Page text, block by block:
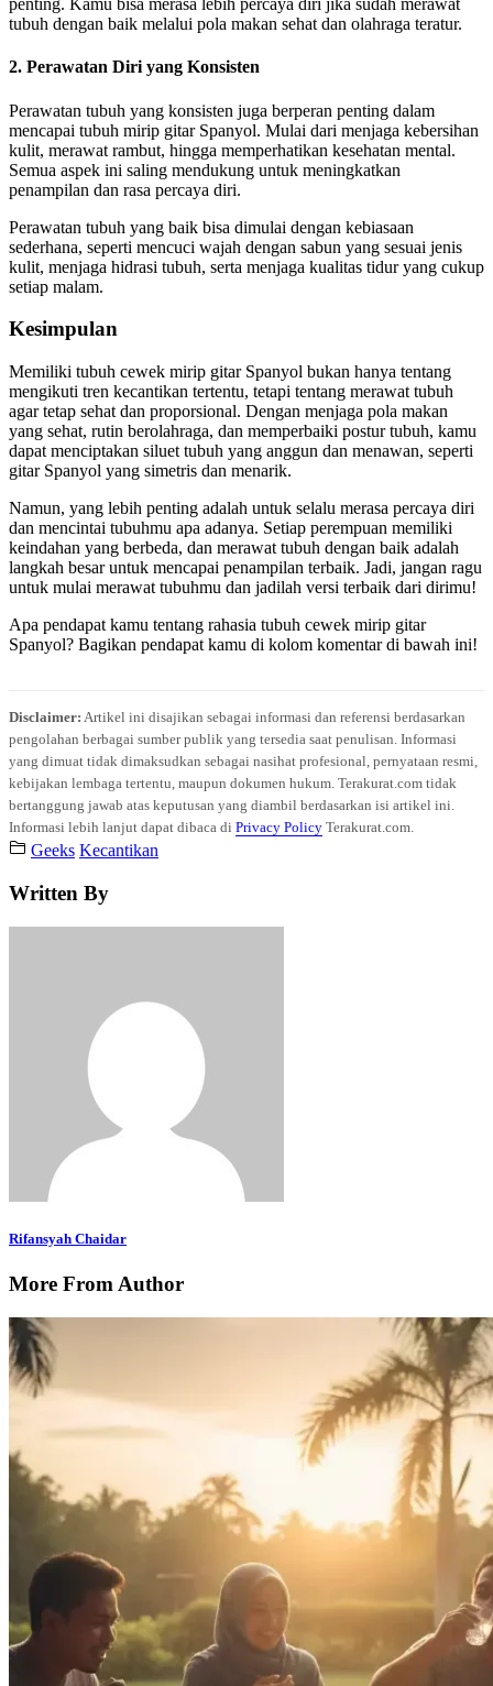
penting. Kamu bisa merasa lebih percaya diri jika sudah merawat
tubuh dengan baik melalui pola makan sehat dan olahraga teratur.
2. Perawatan Diri yang Konsisten
Perawatan tubuh yang konsisten juga berperan penting dalam
mencapai tubuh mirip gitar Spanyol. Mulai dari menjaga kebersihan
kulit, merawat rambut, hingga memperhatikan kesehatan mental.
Semua aspek ini saling mendukung untuk meningkatkan
penampilan dan rasa percaya diri.
Perawatan tubuh yang baik bisa dimulai dengan kebiasaan
sederhana, seperti mencuci wajah dengan sabun yang sesuai jenis
kulit, menjaga hidrasi tubuh, serta menjaga kualitas tidur yang cukup
setiap malam.
Kesimpulan
Memiliki tubuh cewek mirip gitar Spanyol bukan hanya tentang
mengikuti tren kecantikan tertentu, tetapi tentang merawat tubuh
agar tetap sehat dan proporsional. Dengan menjaga pola makan
yang sehat, rutin berolahraga, dan memperbaiki postur tubuh, kamu
dapat menciptakan siluet tubuh yang anggun dan menawan, seperti
gitar Spanyol yang simetris dan menarik.
Namun, yang lebih penting adalah untuk selalu merasa percaya diri
dan mencintai tubuhmu apa adanya. Setiap perempuan memiliki
keindahan yang berbeda, dan merawat tubuh dengan baik adalah
langkah besar untuk mencapai penampilan terbaik. Jadi, jangan ragu
untuk mulai merawat tubuhmu dan jadilah versi terbaik dari dirimu!
Apa pendapat kamu tentang rahasia tubuh cewek mirip gitar
Spanyol? Bagikan pendapat kamu di kolom komentar di bawah ini!
Disclaimer: Artikel ini disajikan sebagai informasi dan referensi berdasarkan
pengolahan berbagai sumber publik yang tersedia saat penulisan. Informasi
yang dimuat tidak dimaksudkan sebagai nasihat profesional, pernyataan resmi,
kebijakan lembaga tertentu, maupun dokumen hukum. Terakurat.com tidak
bertanggung jawab atas keputusan yang diambil berdasarkan isi artikel ini.
Informasi lebih lanjut dapat dibaca di Privacy Policy Terakurat.com.
Geeks Kecantikan
Written By
Rifansyah Chaidar
More From Author